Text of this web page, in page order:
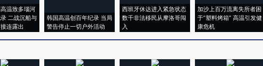
温致多瑙河
二战沉船与
连露出
韩国高温创百年纪录 当局
警告停止一切户外活动
西班牙休达进入紧急状态
数千非法移民从摩洛哥闯
入
加沙上百万流离失所者困
于“塑料烤箱” 高温引发健
康危机